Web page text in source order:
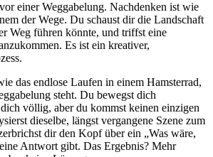
einer Weggabelung. Nachdenken ist wie
der Wege. Du schaust dir die Landschaft
Weg führen könnte, und triffst eine
Es ist ein kreativer,
das endlose Laufen in einem Hamsterrad,
steht. Du bewegst dich
völlig, aber du kommst keinen einzigen
dieselbe, längst vergangene Szene zum
dir den Kopf über ein „Was wäre,
Antwort gibt. Das Ergebnis? Mehr